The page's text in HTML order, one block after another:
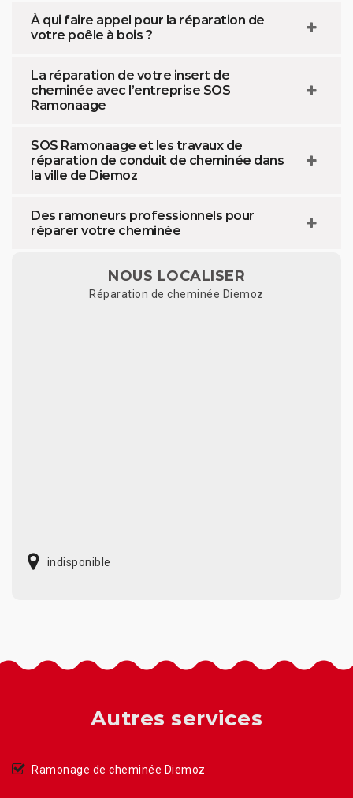
À qui faire appel pour la réparation de
votre poêle à bois ?
La réparation de votre insert de
cheminée avec l’entreprise SOS
Ramonaage
SOS Ramonaage et les travaux de
réparation de conduit de cheminée dans
la ville de Diemoz
Des ramoneurs professionnels pour
réparer votre cheminée
NOUS LOCALISER
Réparation de cheminée Diemoz
indisponible
Autres services
Ramonage de cheminée Diemoz